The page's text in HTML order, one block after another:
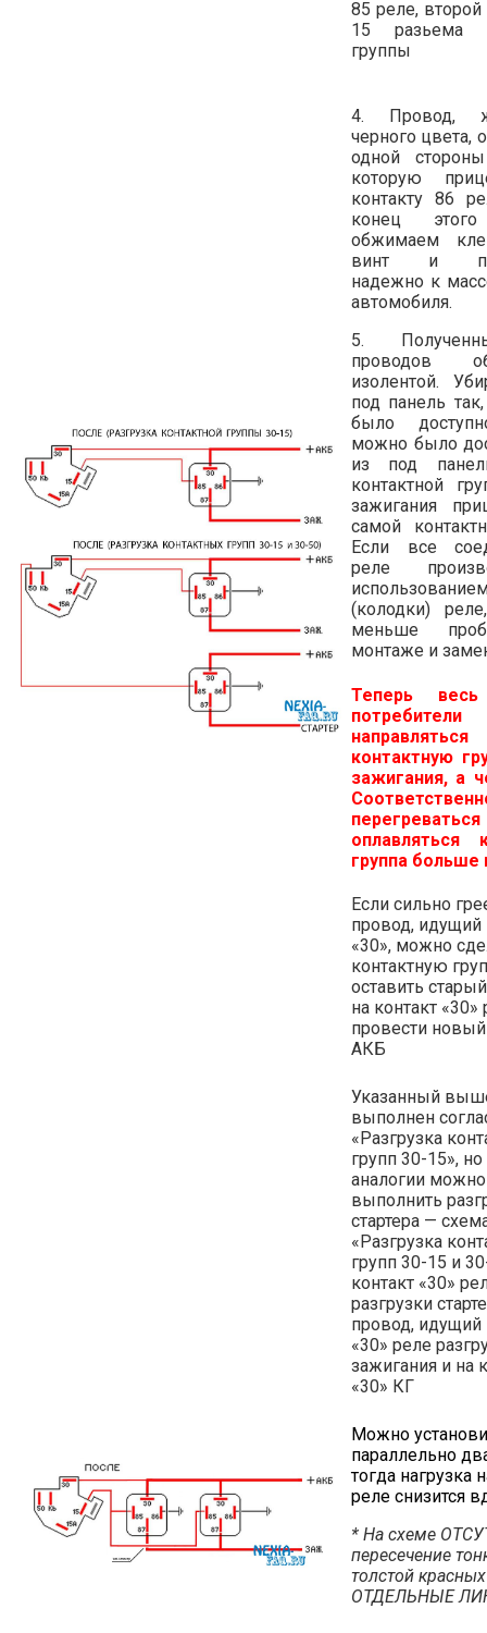
85 реле,
15 разьема
группы
4. Провод,
черного цвета,
одной
которую
контакту 86
конец
обжимаем
винт и
надежно к
автомобиля.
5.
проводов
изолентой.
под панель
было
можно было
из под
контактной
зажигания
самой
Если все
реле
(колодки)
меньше
монтаже и
Теперь
контактную
зажигания, а
оплавляться
группа больше
Если сильно
провод, идущий
«30», можно
контактную
оставить
на контакт «30»
провести
АКБ
Указанный
выполнен
«Разгрузка
групп 30-15», но
аналогии можно
выполнить
стартера —
«Разгрузка
групп 30-15 и
контакт «30»
разгрузки
провод, идущий
«30» реле
зажигания и на
«30» КГ
Можно
параллельно
тогда нагрузка
реле снизится
* На схеме
пересечение
толстой
ОТДЕЛЬНЫЕ